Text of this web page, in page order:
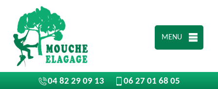
MENU
04 82 29 09 13 06 27 01 68 05